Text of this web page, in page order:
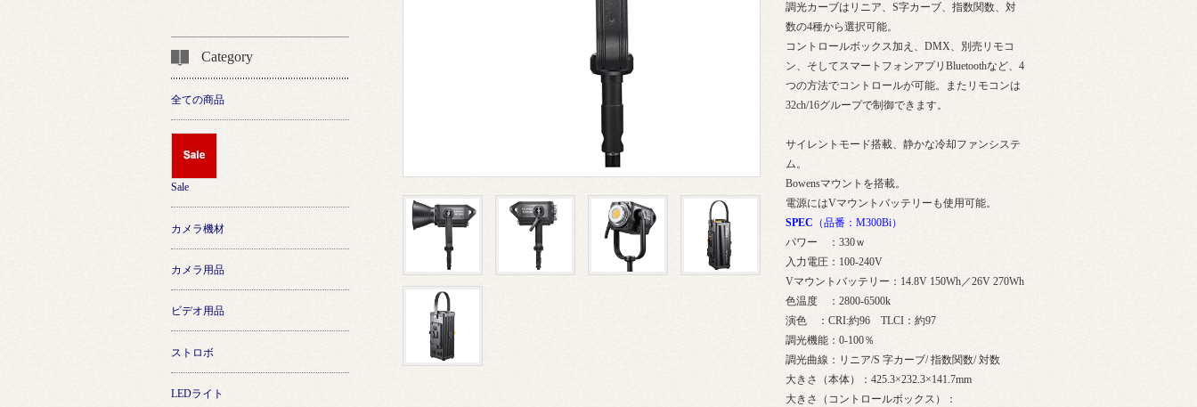
調光カーブはリニア、S字カーブ、指数関数、対
数の4種から選択可能。
コントロールボックス加え、DMX、別売リモコ
ン、そしてスマートフォンアプリBluetoothなど、4
つの方法でコントロールが可能。またリモコンは
32ch/16グループで制御できます。
サイレントモード搭載、静かな冷却ファンシステ
ム。
Bowensマウントを搭載。
電源にはVマウントバッテリーも使用可能。
SPEC （品番：M300Bi）
パワー ：330ｗ
入力電圧：100-240V
Vマウントバッテリー：14.8V 150Wh／26V 270Wh
色温度 ：2800-6500k
演色 ：CRI:約96 TLCI：約97
調光機能：0-100％
調光曲線：リニア/S 字カーブ/ 指数関数/ 対数
大きさ（本体）：425.3×232.3×141.7mm
大きさ（コントロールボックス）：
Category
全ての商品
Sale
カメラ機材
カメラ用品
ビデオ用品
ストロボ
LEDライト